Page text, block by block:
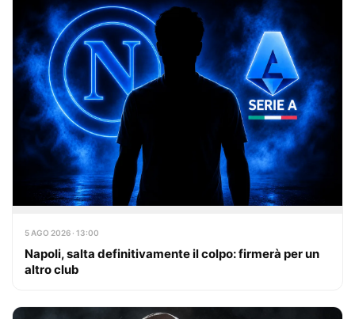
5 AGO 2026 · 13:00
Napoli, salta definitivamente il colpo: firmerà per un
altro club